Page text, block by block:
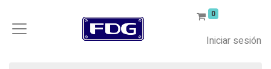
0
Iniciar sesión